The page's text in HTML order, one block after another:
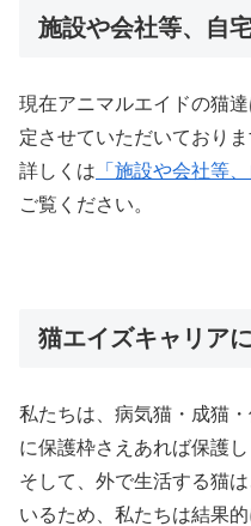
施設や会社等、自
現在アニマルエイドの猫
定させていただいておりま
詳しくは 「施設や会社等
ご覧ください。
猫エイズキャリア
私たちは、病気猫・成猫
に保護枠さえあれば保護し
そして、外で生活する猫
いるため、私たちは結果